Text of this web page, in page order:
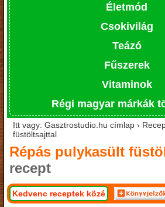
Életmód
Csokivilág
Teázó
Fűszerek
Vitaminok
Régi magyar márkák
Itt vagy: Gasztrostudio.hu címlap ›
füstöltsajttal
Répás pulykasült
recept
Kedvenc receptek közé